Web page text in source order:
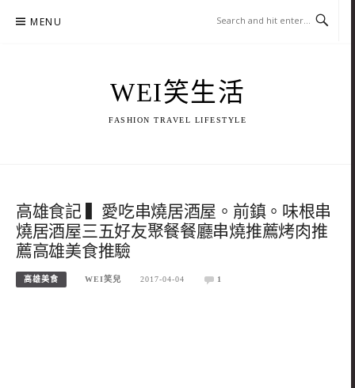
MENU
WEI笑生活
FASHION TRAVEL LIFESTYLE
高雄食記 ▍愛吃串燒居酒屋。前鎮。味根串
燒居酒屋三五好友聚餐餐廳串燒推薦烤肉推
薦高雄美食推驗
高雄美食 WEI笑兒 2017-04-04 1